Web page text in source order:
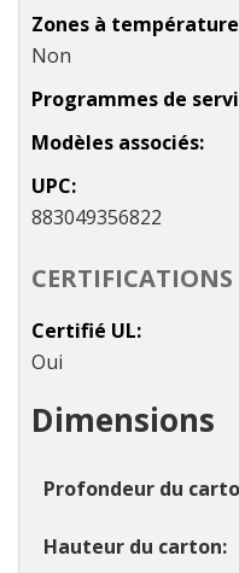
Zones à
Non
Programmes de
Modèles associés
UPC
883049356822
CERTIFICATIONS
Certifié UL
Oui
Dimensions
Profondeur du
Hauteur du carton